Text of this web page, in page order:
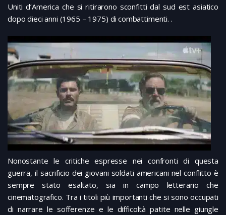
Uniti d’America che si ritirarono sconfitti dal sud est asiatico
dopo dieci anni (1965 – 1975) di combattimenti. .
Nonostante le critiche espresse nei confronti di questa
guerra, il sacrificio dei giovani soldati americani nel conflitto è
sempre stato esaltato, sia in campo letterario che
cinematografico. Tra i titoli più importanti che si sono occupati
di narrare le sofferenze e le difficoltà patite nelle giungle